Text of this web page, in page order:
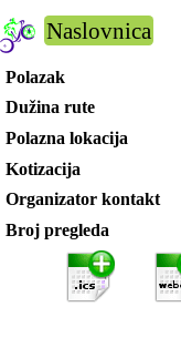
Naslovnica
Polazak
Dužina rute
Polazna lokacija
Kotizacija
Organizator kontakt
Broj pregleda